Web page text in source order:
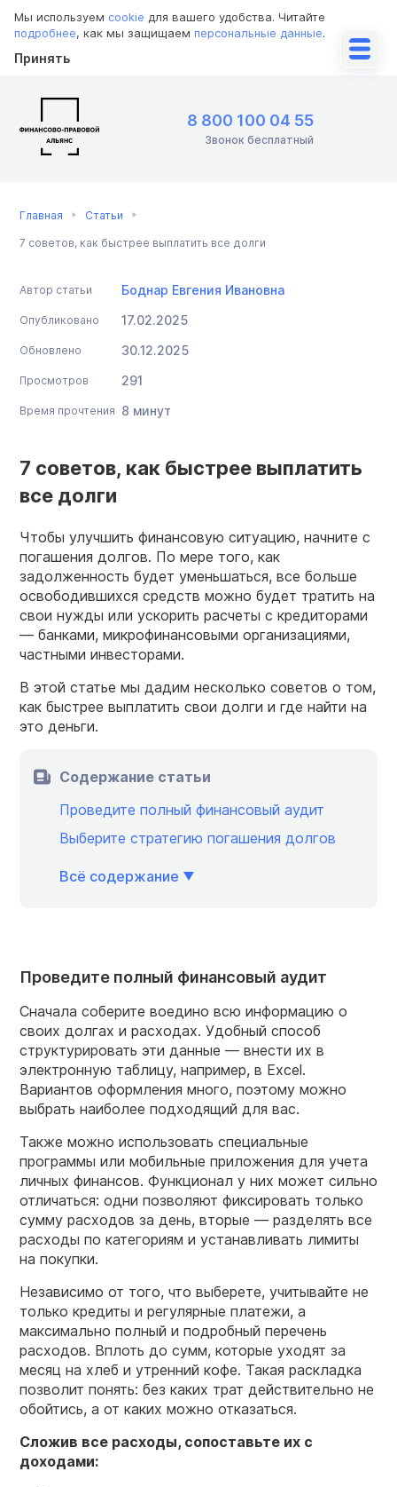
Мы используем cookie для вашего удобства. Читайте
подробнее, как мы защищаем персональные данные.
Принять
8 800 100 04 55
Звонок бесплатный
Главная Статьи
7 советов, как быстрее выплатить все долги
Автор статьи Боднар Евгения Ивановна
Опубликовано 17.02.2025
Обновлено 30.12.2025
Просмотров 291
Время прочтения 8 минут
7 советов, как быстрее выплатить
все долги
Чтобы улучшить финансовую ситуацию, начните с
погашения долгов. По мере того, как
задолженность будет уменьшаться, все больше
освободившихся средств можно будет тратить на
свои нужды или ускорить расчеты с кредиторами
— банками, микрофинансовыми организациями,
частными инвесторами.
В этой статье мы дадим несколько советов о том,
как быстрее выплатить свои долги и где найти на
это деньги.
Содержание статьи
Проведите полный финансовый аудит
Выберите стратегию погашения долгов
Всё содержание
Проведите полный финансовый аудит
Сначала соберите воедино всю информацию о
своих долгах и расходах. Удобный способ
структурировать эти данные — внести их в
электронную таблицу, например, в Excel.
Вариантов оформления много, поэтому можно
выбрать наиболее подходящий для вас.
Также можно использовать специальные
программы или мобильные приложения для учета
личных финансов. Функционал у них может сильно
отличаться: одни позволяют фиксировать только
сумму расходов за день, вторые — разделять все
расходы по категориям и устанавливать лимиты
на покупки.
Независимо от того, что выберете, учитывайте не
только кредиты и регулярные платежи, а
максимально полный и подробный перечень
расходов. Вплоть до сумм, которые уходят за
месяц на хлеб и утренний кофе. Такая раскладка
позволит понять: без каких трат действительно не
обойтись, а от каких можно отказаться.
Сложив все расходы, сопоставьте их с
доходами: